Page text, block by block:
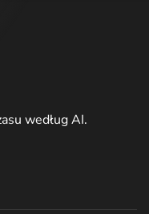
według AI.